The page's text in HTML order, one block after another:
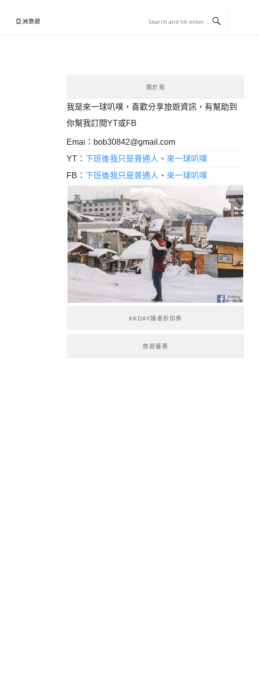
亞洲旅遊
關於我
我是來一球叭噗，喜歡分享旅遊資訊，有幫助到
你幫我訂閱YT或FB
Emai： bob30842@gmail.com
YT：下班後我只是普通人 、 來一球叭噗
FB：下班後我只是普通人 、 來一球叭噗
KKDAY讀者折扣券
旅遊優惠